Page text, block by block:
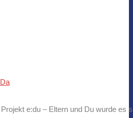
e:du – Eltern und Du wurde